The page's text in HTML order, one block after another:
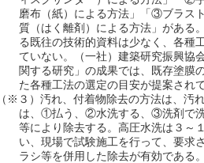
磨布（紙）による方法」「③ブラス
質（はく離剤）による方法」がある
る既往の技術的資料は少なく、各種
ていない。（一社）建築研究振興協
関する研究」の成果では、既存塗膜
た各種工法の選定の目安が提案され
（※３）汚れ、付着物除去の方法は、汚
は、①払う、②水洗する、③洗剤で
等により除去する。高圧水洗は３～
い、現場で試験施工を行って、要求
ラシ等を併用した除去が有効である